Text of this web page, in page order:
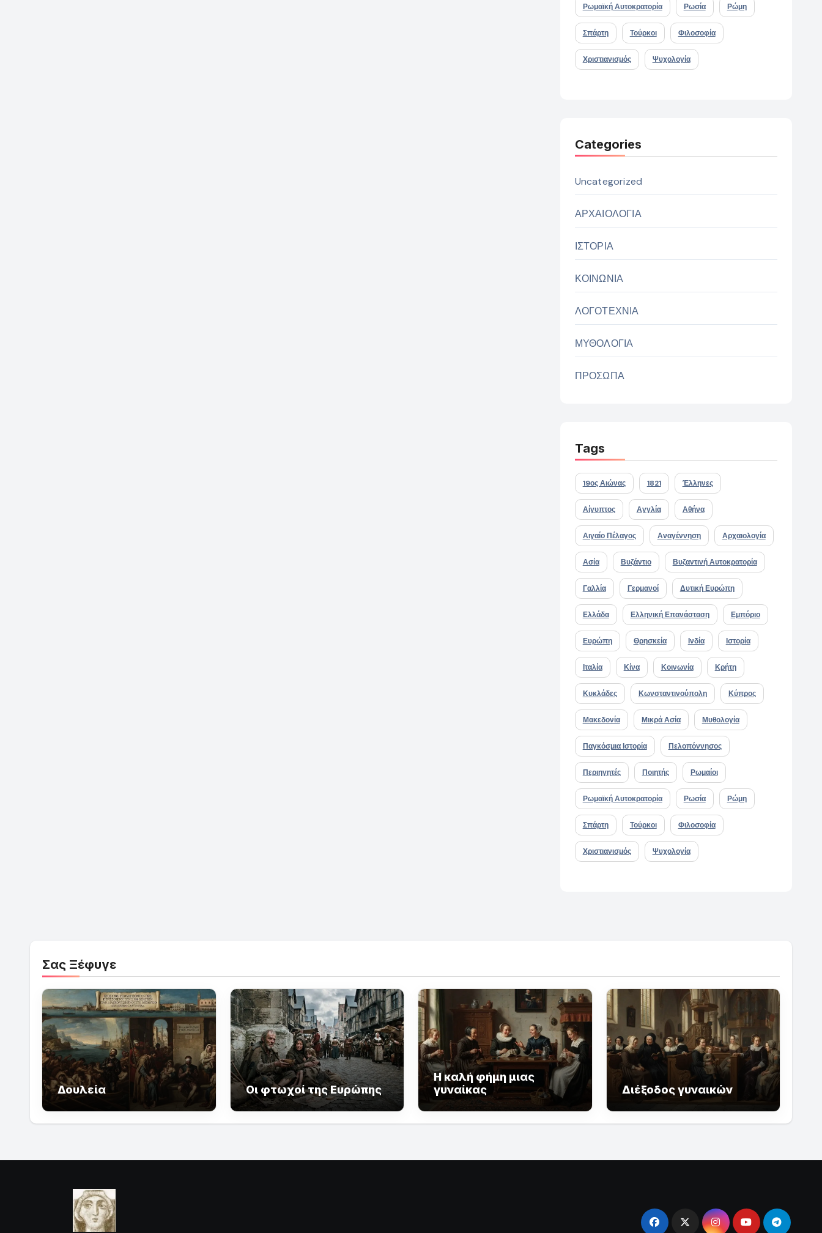
Ρωμαϊκή Αυτοκρατορία Ρωσία Ρώμη
Σπάρτη Τούρκοι Φιλοσοφία
Χριστιανισμός Ψυχολογία
Categories
Uncategorized
ΑΡΧΑΙΟΛΟΓΙΑ
ΙΣΤΟΡΙΑ
ΚΟΙΝΩΝΙΑ
ΛΟΓΟΤΕΧΝΙΑ
ΜΥΘΟΛΟΓΙΑ
ΠΡΟΣΩΠΑ
Tags
19ος Αιώνας 1821 Έλληνες
Αίγυπτος Αγγλία Αθήνα
Αιγαίο Πέλαγος Αναγέννηση Αρχαιολογία
Ασία Βυζάντιο Βυζαντινή Αυτοκρατορία
Γαλλία Γερμανοί Δυτική Ευρώπη
Ελλάδα Ελληνική Επανάσταση Εμπόριο
Ευρώπη Θρησκεία Ινδία Ιστορία
Ιταλία Κίνα Κοινωνία Κρήτη
Κυκλάδες Κωνσταντινούπολη Κύπρος
Μακεδονία Μικρά Ασία Μυθολογία
Παγκόσμια Ιστορία Πελοπόννησος
Περιηγητές Ποιητής Ρωμαίοι
Ρωμαϊκή Αυτοκρατορία Ρωσία Ρώμη
Σπάρτη Τούρκοι Φιλοσοφία
Χριστιανισμός Ψυχολογία
Σας Ξέφυγε
Δουλεία Οι φτωχοί της Ευρώπης
Η καλή φήμη μιας
γυναίκας
Διέξοδος γυναικών